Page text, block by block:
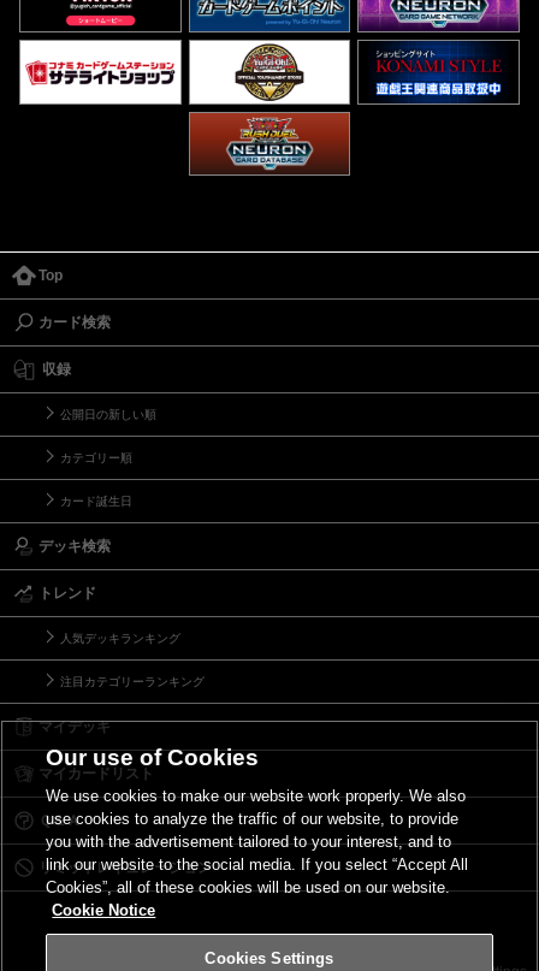
Top
カード検索
収録
公開日の新しい順
カテゴリー順
カード誕生日
デッキ検索
トレンド
人気デッキランキング
注目カテゴリーランキング
マイデッキ
マイカードリスト
Ｑ＆Ａ
リミットレギュレーション
Our use of Cookies
We use cookies to make our website work properly. We also
use cookies to analyze the traffic of our website, to provide
you with the advertisement tailored to your interest, and to
link our website to the social media. If you select “Accept All
Cookies”, all of these cookies will be used on our website.
Cookie Notice
Cookies Settings